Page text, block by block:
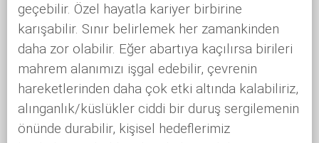
geçebilir. Özel hayatla kariyer birbirine
karışabilir. Sınır belirlemek her zamankinden
daha zor olabilir. Eğer abartıya kaçılırsa birileri
mahrem alanımızı işgal edebilir, çevrenin
hareketlerinden daha çok etki altında kalabiliriz,
alınganlık/küslükler ciddi bir duruş sergilemenin
önünde durabilir, kişisel hedeflerimiz